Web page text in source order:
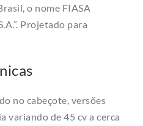
o nome FIASA
Projetado para
no cabeçote, versões
variando de 45 cv a cerca